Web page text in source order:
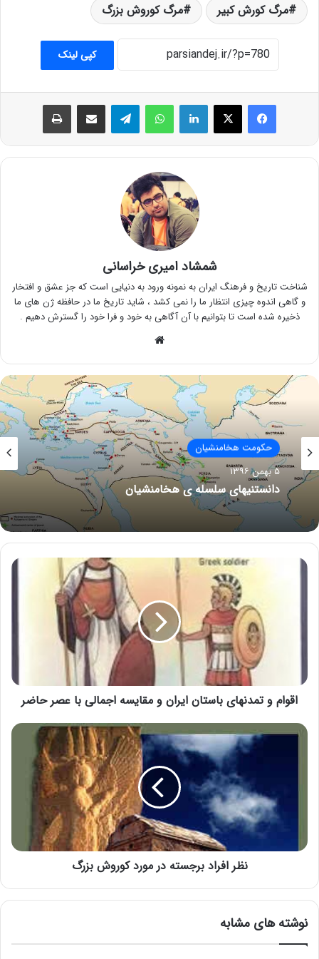
مرگ کورش کبیر مرگ کوروش بزرگ
کپی لینک
فیس بوک X لینکدین واتس آپ تلگرام اشتراک گذاری از طریق ایمیل چاپ
شمشاد امیری خراسانی
شناخت تاریخ و فرهنگ ایران به نمونه ورود به دنیایی است که جز عشق و افتخار
و گاهی اندوه چیزی انتظار ما را نمی کشد ، شاید تاریخ ما در حافظه ژن های ما
ذخیره شده است تا بتوانیم با آن آگاهی به خود و فرا خود را گسترش دهیم .
حکومت هخامنشیان
۵ بهمن ۱۳۹۶
دانستنیهای سلسله ی هخامنشیان
اقوام و تمدنهای باستان ایران و مقایسه اجمالی با عصر حاضر
نظر افراد برجسته در مورد کوروش بزرگ
نوشته های مشابه